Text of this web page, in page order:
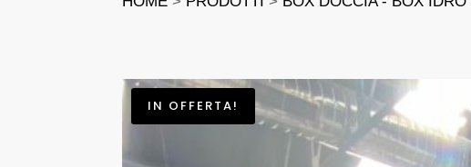
IN OFFERTA!